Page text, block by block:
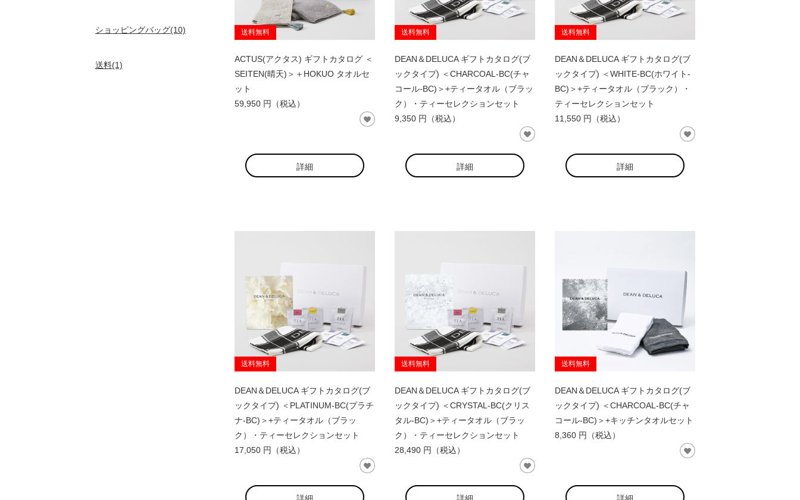
ショッピングバッグ(10)
送料(1)
送料無料
ACTUS(アクタス) ギフトカタログ ＜
SEITEN(晴天)＞＋HOKUO タオルセ
ット
59,950 円（税込）
詳細
送料無料
DEAN＆DELUCA ギフトカタログ(ブ
ックタイプ) ＜CHARCOAL-BC(チャ
コール-BC)＞+ティータオル（ブラッ
ク）・ティーセレクションセット
9,350 円（税込）
詳細
送料無料
DEAN＆DELUCA ギフトカタログ(ブ
ックタイプ) ＜WHITE-BC(ホワイト-
BC)＞+ティータオル（ブラック）・
ティーセレクションセット
11,550 円（税込）
詳細
送料無料
DEAN＆DELUCA ギフトカタログ(ブ
ックタイプ) ＜PLATINUM-BC(プラチ
ナ-BC)＞+ティータオル（ブラッ
ク）・ティーセレクションセット
17,050 円（税込）
送料無料
DEAN＆DELUCA ギフトカタログ(ブ
ックタイプ) ＜CRYSTAL-BC(クリス
タル-BC)＞+ティータオル（ブラッ
ク）・ティーセレクションセット
28,490 円（税込）
送料無料
DEAN＆DELUCA ギフトカタログ(ブ
ックタイプ) ＜CHARCOAL-BC(チャ
コール-BC)＞+キッチンタオルセット
8,360 円（税込）